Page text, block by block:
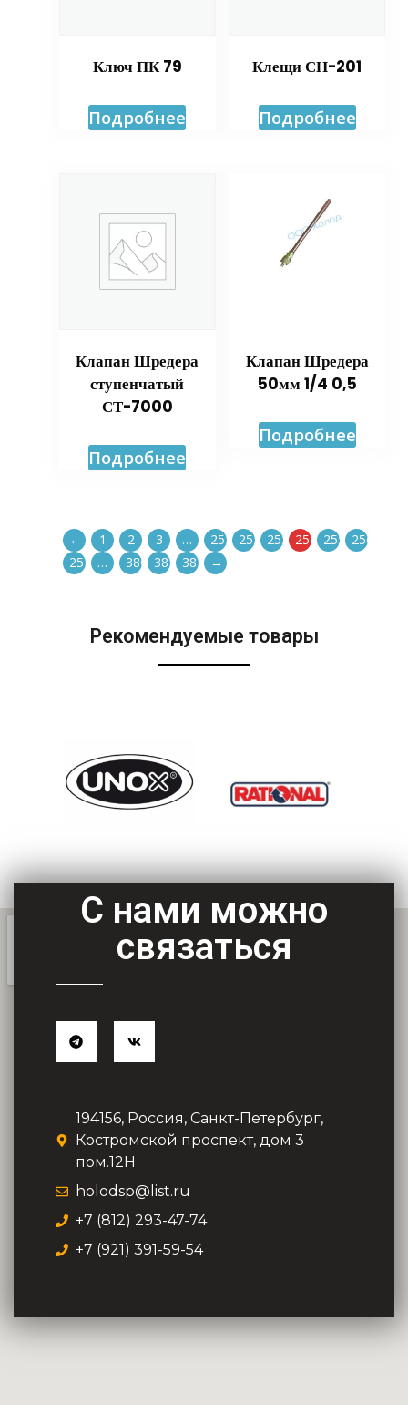
Ключ ПК 79
Подробнее
Клещи СН-201
Подробнее
Клапан Шредера
ступенчатый
СТ-7000
Подробнее
Клапан Шредера
50мм 1/4 0,5
Подробнее
← 1 2 3 … 251 252 253 254 255
256
257
… 380 381 382 →
Рекомендуемые товары
С нами можно
связаться
194156, Россия, Санкт-Петербург,
Костромской проспект, дом 3
пом.12Н
holodsp@list.ru
+7 (812) 293-47-74
+7 (921) 391-59-54